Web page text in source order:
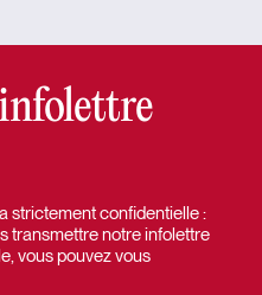
strictement confidentielle :
transmettre notre infolettre
vous pouvez vous